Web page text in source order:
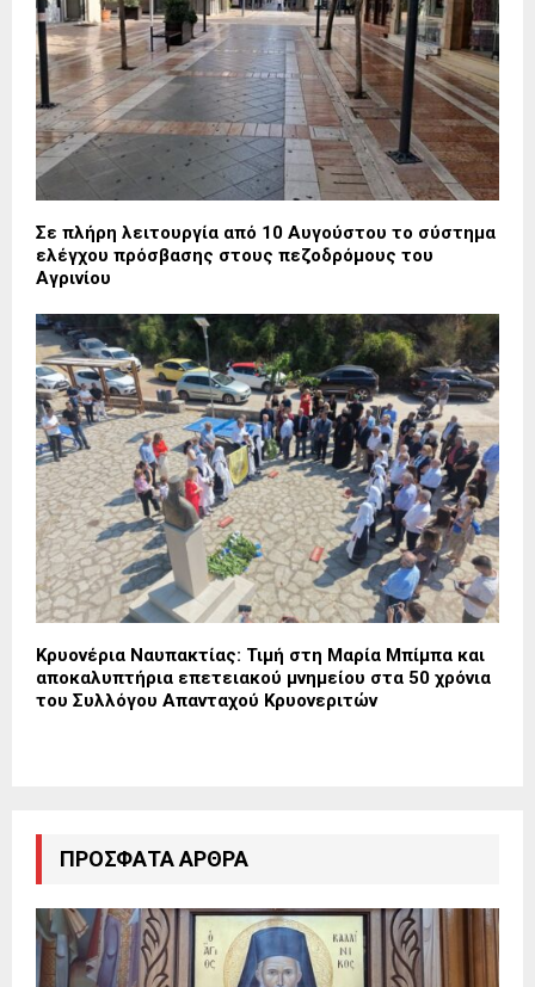
Σε πλήρη λειτουργία από 10 Αυγούστου το σύστημα
ελέγχου πρόσβασης στους πεζοδρόμους του
Αγρινίου
Κρυονέρια Ναυπακτίας: Τιμή στη Μαρία Μπίμπα και
αποκαλυπτήρια επετειακού μνημείου στα 50 χρόνια
του Συλλόγου Απανταχού Κρυονεριτών
ΠΡΌΣΦΑΤΑ ΆΡΘΡΑ